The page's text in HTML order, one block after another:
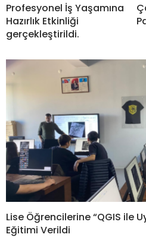
Profesyonel İş Yaşamına
Hazırlık Etkinliği
gerçekleştirildi.
Lise Öğrencilerine “QGIS ile
Eğitimi Verildi